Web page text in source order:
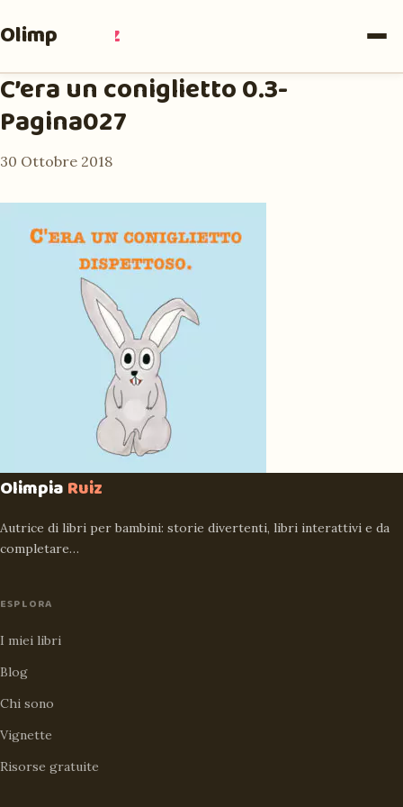
Olimpia Ruiz
C’era un coniglietto 0.3-
Pagina027
30 Ottobre 2018
OlimpiaRuiz
Autrice di libri per bambini: storie divertenti, libri interattivi e da
completare…
ESPLORA
I miei libri
Blog
Chi sono
Vignette
Risorse gratuite